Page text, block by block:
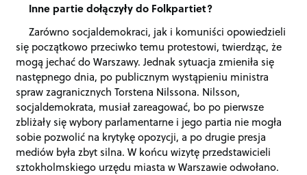
Inne partie dołączyły do Folkpartiet?
Zarówno socjaldemokraci, jak i komuniści opowiedzieli
się początkowo przeciwko temu protestowi, twierdząc, że
mogą jechać do Warszawy. Jednak sytuacja zmieniła się
następnego dnia, po publicznym wystąpieniu ministra
spraw zagranicznych Torstena Nilssona. Nilsson,
socjaldemokrata, musiał zareagować, bo po pierwsze
zbliżały się wybory parlamentarne i jego partia nie mogła
sobie pozwolić na krytykę opozycji, a po drugie presja
mediów była zbyt silna. W końcu wizytę przedstawicieli
sztokholmskiego urzędu miasta w Warszawie odwołano.